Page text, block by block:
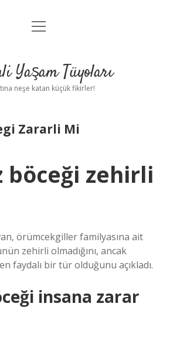
Anasayfa
Yasal Uyarı
menüyü
Yaşam Tüyoları
neşe katan küçük fikirler!
Zararli Mi
böceği zehirli
örümcekgiller familyasına ait
zehirli olmadığını, ancak
faydalı bir tür olduğunu açıkladı.
insana zarar